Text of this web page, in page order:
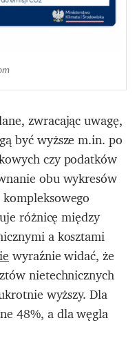
zwracając uwagę,
być wyższe m.in. po
czy podatków
obu wykresów
różnicę między
a kosztami
wyraźnie widać, że
nietechnicznych
wyższy. Dla
48%, a dla węgla